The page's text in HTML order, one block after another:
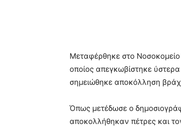
Μεταφέρθηκε στο
οποίος απεγκωβίστηκε
σημειώθηκε αποκόλληση
Όπως μετέδωσε ο
αποκολλήθηκαν πέτρες και